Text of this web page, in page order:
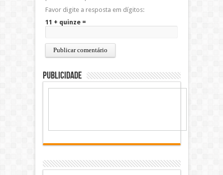
Favor digite a resposta em dígitos:
11 + quinze =
Publicidade